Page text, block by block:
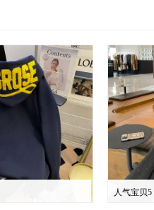
人气宝贝5